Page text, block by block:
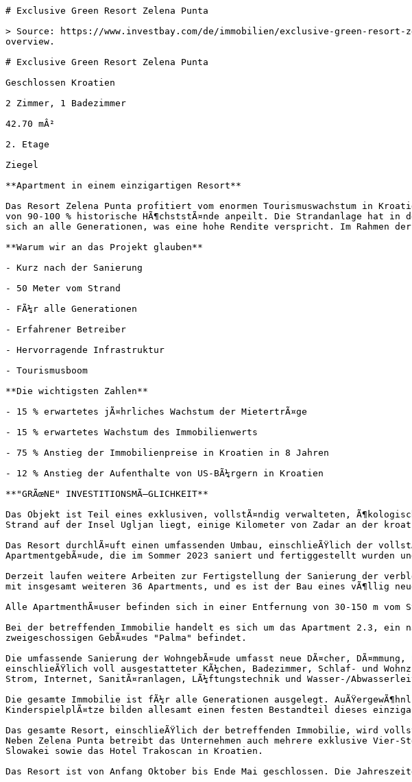
# Exclusive Green Resort Zelena Punta
> Source: https://www.investbay.com/de/immobilien/exclusive-green-
overview.
# Exclusive Green Resort Zelena Punta
Geschlossen Kroatien
2 Zimmer, 1 Badezimmer
42.70 mÂ²
2. Etage
Ziegel
**Apartment in einem einzigartigen Resort**
Das Resort Zelena Punta profitiert vom enormen Tourismuswachstum in
von 90-100 % historische HÃ¶chststÃ¤nde anpeilt. Die Strandanlage hat
sich an alle Generationen, was eine hohe Rendite verspricht. Im Rahmen
**Warum wir an das Projekt glauben**
- Kurz nach der Sanierung
- 50 Meter vom Strand
- FÃ¼r alle Generationen
- Erfahrener Betreiber
- Hervorragende Infrastruktur
- Tourismusboom
**Die wichtigsten Zahlen**
- 15 % erwartetes jÃ¤hrliches Wachstum der MietertrÃ¤ge
- 15 % erwartetes Wachstum des Immobilienwerts
- 75 % Anstieg der Immobilienpreise in Kroatien in 8 Jahren
- 12 % Anstieg der Aufenthalte von US-BÃ¼rgern in Kroatien
**"GRÃœNE" INVESTITIONSMÃ–GLICHKEIT**
Das Objekt ist Teil eines exklusiven, vollstÃ¤ndig verwalteten,
Strand auf der Insel Ugljan liegt, einige Kilometer von Zadar an der
Das Resort durchlÃ¤uft einen umfassenden Umbau, einschlieÃŸlich der
ApartmentgebÃ¤ude, die im Sommer 2023 saniert und fertiggestellt wurden
Derzeit laufen weitere Arbeiten zur Fertigstellung der Sanierung der
mit insgesamt weiteren 36 Apartments, und es ist der Bau eines vÃ¶llig
Alle ApartmenthÃ¤user befinden sich in einer Entfernung von 30-150 m vom
Bei der betreffenden Immobilie handelt es sich um das Apartment 2.3, ein
zweigeschossigen GebÃ¤udes "Palma" befindet.
Die umfassende Sanierung der WohngebÃ¤ude umfasst neue DÃ¤cher,
einschlieÃŸlich voll ausgestatteter KÃ¼chen, Badezimmer, Schlaf- und
Strom, Internet, SanitÃ¤ranlagen, LÃ¼ftungstechnik und Wasser-/
Die gesamte Immobilie ist fÃ¼r alle Generationen ausgelegt.
KinderspielplÃ¤tze bilden allesamt einen festen Bestandteil dieses
Das gesamte Resort, einschlieÃŸlich der betreffenden Immobilie, wird
Neben Zelena Punta betreibt das Unternehmen auch mehrere exklusive
Slowakei sowie das Hotel Trakoscan in Kroatien.
Das Resort ist von Anfang Oktober bis Ende Mai geschlossen. Die